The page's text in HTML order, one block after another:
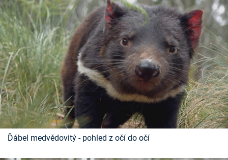
Ďábel medvědovitý - pohled z očí do očí